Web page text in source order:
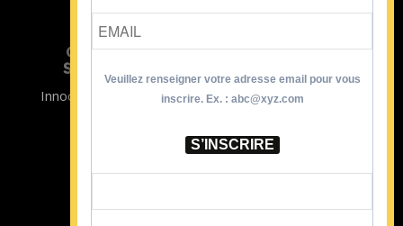
CRISTINA
SOUTIENT
Innocence en Danger
Contact
Mentions
Veuillez renseigner votre adresse email pour vous
inscrire. Ex. : abc@xyz.com
S’INSCRIRE